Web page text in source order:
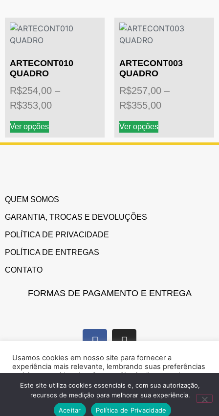
ARTECONT010
QUADRO
R$254,00 –
R$353,00
Ver opções
ARTECONT003
QUADRO
R$257,00 –
R$355,00
Ver opções
QUEM SOMOS
GARANTIA, TROCAS E DEVOLUÇÕES
POLÍTICA DE PRIVACIDADE
POLÍTICA DE ENTREGAS
CONTATO
FORMAS DE PAGAMENTO E ENTREGA
Marque presença na web!
Usamos cookies em nosso site para fornecer a
experiência mais relevante, lembrando suas preferências
e visitas repetidas. Ao clicar em “Aceitar”, concorda com a
utilização de cookies.
Aceitar
Este site utiliza cookies essenciais e, com sua autorização,
recursos de medição para melhorar sua experiência.
Aceitar
Política de Privacidade